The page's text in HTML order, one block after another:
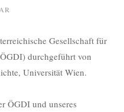
Gesellschaft für
durchgeführt von
Universität Wien.
ÖGDI und unseres